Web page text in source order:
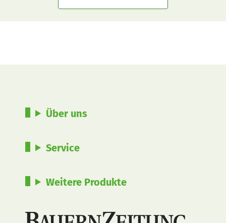
Über uns
Service
Weitere Produkte